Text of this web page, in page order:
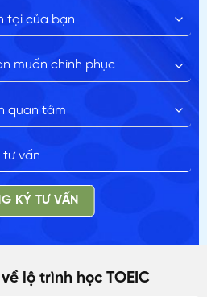
KÝ TƯ VẤN
lộ trình học TOEIC